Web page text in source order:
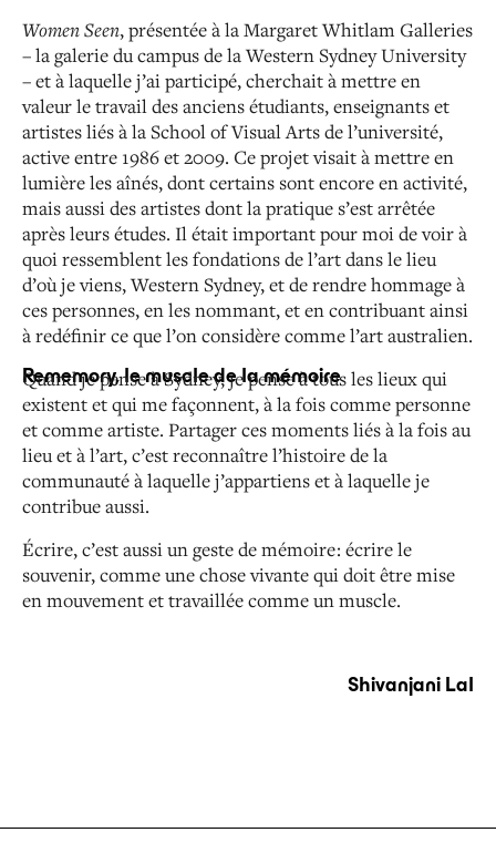
Women Seen, présentée à la Margaret Whitlam Galleries
–la galerie du campus de la Western Sydney University
– et àlaquelle j’ai participé, cherchait à mettre en
valeur le travaildes anciens étudiants, enseignants et
artistes liés à laSchool of Visual Arts de l’université,
active entre 1986 et 2009. Ce projet visait à mettre en
lumière les aînés, dont certains sont encore en activité,
mais aussi des artistesdont la pratique s’est arrêtée
après leurs études. Il était important pour moi de voir à
quoi ressemblent les fondations de l’art dans le lieu
d’où je viens, WesternSydney, et de rendrehommage à
ces personnes, en les nommant, et en contribuantainsi
à redéfinir ce que l’on considère comme l’artaustralien.
Rememory, le muscle de la mémoire
Quand je pense à Sydney, je pense à tous les lieux qui
existent et qui me façonnent, à la fois comme personne
etcomme artiste. Partager ces moments liés à la fois au
lieuet à l’art, c’est reconnaître l’histoire de la
communauté àlaquelle j’appartiens et à laquelle je
contribue aussi.
Écrire, c’est aussi un geste de mémoire : écrire le
souvenir,comme une chose vivante qui doit être mise
en mouvementet travaillée comme un muscle.
Shivanjani Lal